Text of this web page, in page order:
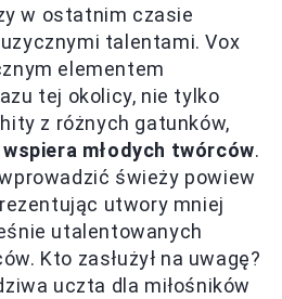
w ostatnim czasie
talentami. Vox
elementem
tej okolicy, nie tylko
z różnych gatunków,
młodych twórców.
świeży powiew
utwory mniej
utalentowanych
Kto zasłużył na uwagę?
uczta dla miłośników